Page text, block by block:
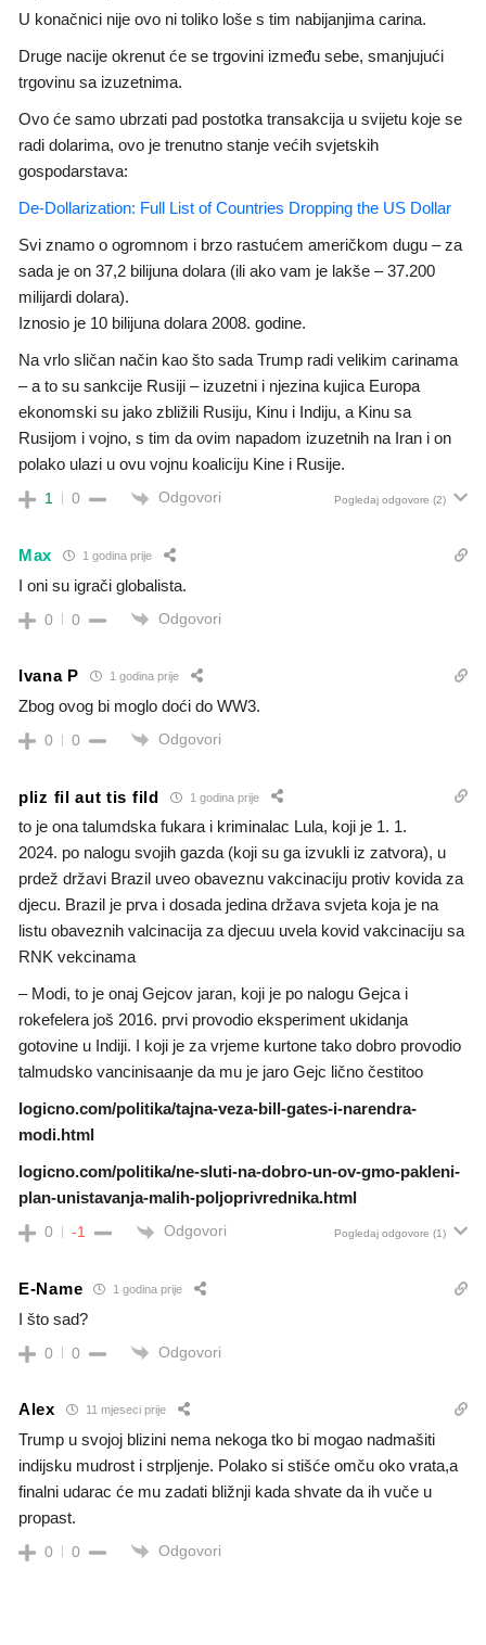
U konačnici nije ovo ni toliko loše s tim nabijanjima carina.
Druge nacije okrenut će se trgovini između sebe, smanjujući
trgovinu sa izuzetnima.
Ovo će samo ubrzati pad postotka transakcija u svijetu koje se
radi dolarima, ovo je trenutno stanje većih svjetskih
gospodarstava:
De-Dollarization: Full List of Countries Dropping the US Dollar
Svi znamo o ogromnom i brzo rastućem američkom dugu – za
sada je on 37,2 bilijuna dolara (ili ako vam je lakše – 37.200
milijardi dolara).
Iznosio je 10 bilijuna dolara 2008. godine.
Na vrlo sličan način kao što sada Trump radi velikim carinama
– a to su sankcije Rusiji – izuzetni i njezina kujica Europa
ekonomski su jako zbližili Rusiju, Kinu i Indiju, a Kinu sa
Rusijom i vojno, s tim da ovim napadom izuzetnih na Iran i on
polako ulazi u ovu vojnu koaliciju Kine i Rusije.
1 0 Odgovori Pogledaj odgovore (2)
Max 1 godina prije
I oni su igrači globalista.
0 0 Odgovori
Ivana P 1 godina prije
Zbog ovog bi moglo doći do WW3.
0 0 Odgovori
pliz fil aut tis fild 1 godina prije
to je ona talumdska fukara i kriminalac Lula, koji je 1. 1.
2024. po nalogu svojih gazda (koji su ga izvukli iz zatvora), u
prdež državi Brazil uveo obaveznu vakcinaciju protiv kovida za
djecu. Brazil je prva i dosada jedina država svjeta koja je na
listu obaveznih valcinacija za djecuu uvela kovid vakcinaciju sa
RNK vekcinama
– Modi, to je onaj Gejcov jaran, koji je po nalogu Gejca i
rokefelera još 2016. prvi provodio eksperiment ukidanja
gotovine u Indiji. I koji je za vrjeme kurtone tako dobro provodio
talmudsko vancinisaanje da mu je jaro Gejc lično čestitoo
logicno.com/politika/tajna-veza-bill-gates-i-narendra-
modi.html
logicno.com/politika/ne-sluti-na-dobro-un-ov-gmo-pakleni-
plan-unistavanja-malih-poljoprivrednika.html
0 -1 Odgovori Pogledaj odgovore (1)
E-Name 1 godina prije
I što sad?
0 0 Odgovori
Alex 11 mjeseci prije
Trump u svojoj blizini nema nekoga tko bi mogao nadmašiti
indijsku mudrost i strpljenje. Polako si stišće omču oko vrata,a
finalni udarac će mu zadati bližnji kada shvate da ih vuče u
propast.
0 0 Odgovori